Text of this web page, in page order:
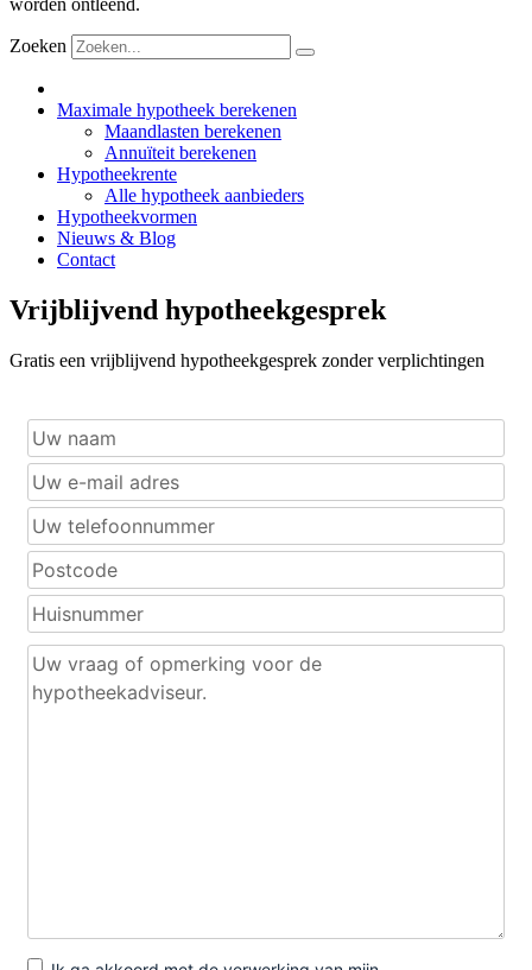
Zoeken
Maximale hypotheek berekenen
Maandlasten berekenen
Annuïteit berekenen
Hypotheekrente
Alle hypotheek aanbieders
Hypotheekvormen
Nieuws & Blog
Contact
Vrijblijvend hypotheekgesprek
Gratis een vrijblijvend hypotheekgesprek zonder verplichtingen